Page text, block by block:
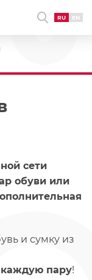
RU EN
сети
обуви или
и сумку из
каждую пару!